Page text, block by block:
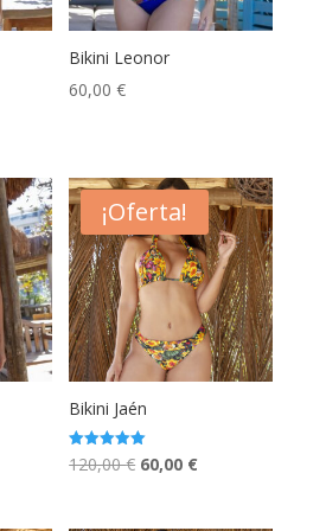
€.
Bikini Leonor
60,00€
¡Oferta!
Bikini Jaén
Valorado
con
120,00€ El
original
60,00 €El
actual